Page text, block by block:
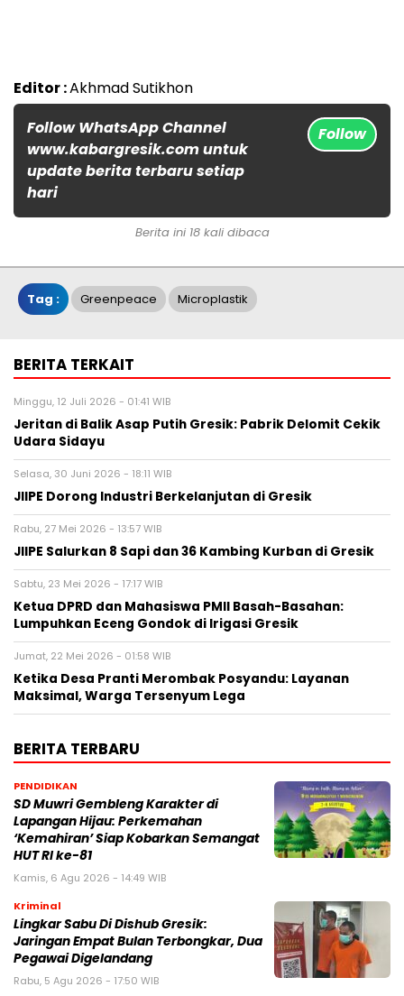
Editor :Akhmad Sutikhon
Follow WhatsApp Channel
www.kabargresik.com untuk
update berita terbaru setiap
hari
Follow
Berita ini 18 kali dibaca
Tag : Greenpeace Microplastik
BERITA TERKAIT
Minggu, 12 Juli 2026 - 01:41 WIB
Jeritan di Balik Asap Putih Gresik: Pabrik Delomit Cekik
Udara Sidayu
Selasa, 30 Juni 2026 - 18:11 WIB
JIIPE Dorong Industri Berkelanjutan di Gresik
Rabu, 27 Mei 2026 - 13:57 WIB
JIIPE Salurkan 8 Sapi dan 36 Kambing Kurban di Gresik
Sabtu, 23 Mei 2026 - 17:17 WIB
Ketua DPRD dan Mahasiswa PMII Basah-Basahan:
Lumpuhkan Eceng Gondok di Irigasi Gresik
Jumat, 22 Mei 2026 - 01:58 WIB
Ketika Desa Pranti Merombak Posyandu: Layanan
Maksimal, Warga Tersenyum Lega
BERITA TERBARU
PENDIDIKAN
SD Muwri Gembleng Karakter di
Lapangan Hijau: Perkemahan
‘Kemahiran’ Siap Kobarkan Semangat
HUT RI ke-81
Kamis, 6 Agu 2026 - 14:49 WIB
Kriminal
Lingkar Sabu Di Dishub Gresik:
Jaringan Empat Bulan Terbongkar, Dua
Pegawai Digelandang
Rabu, 5 Agu 2026 - 17:50 WIB